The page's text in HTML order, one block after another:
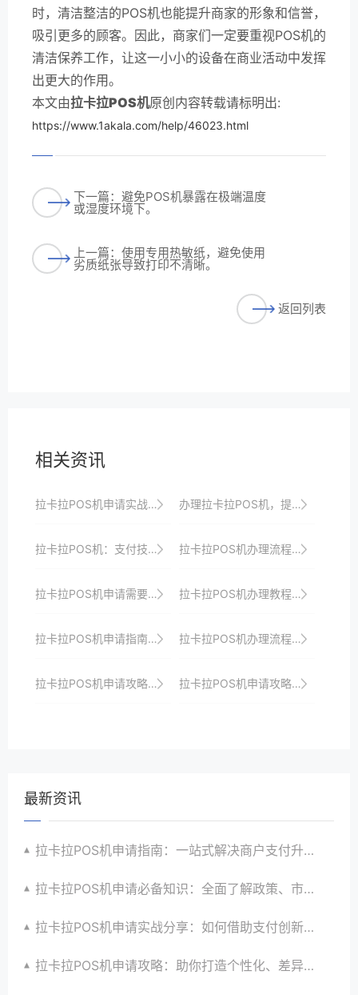
时，清洁整洁的POS机也能提升商家的形象和信誉，
吸引更多的顾客。因此，商家们一定要重视POS机的
清洁保养工作，让这一小小的设备在商业活动中发挥
出更大的作用。
本文由拉卡拉POS机原创内容转载请标明出:
https://www.1akala.com/help/46023.html
下一篇：避免POS机暴露在极端温度
或湿度环境下。
上一篇：使用专用热敏纸，避免使用
劣质纸张导致打印不清晰。
返回列表
相关资讯
拉卡拉POS机申请实战技巧：如何避免常见错误 办理拉卡拉POS机，提升商家收银效率与品牌形象，开启线上线下融合收银新时代
拉卡拉POS机：支付技术的新飞跃 拉卡拉POS机办理流程优化：更快、更便捷
拉卡拉POS机申请需要哪些资质？详细清单 拉卡拉POS机办理教程：轻松几步，开启收银新时代大门
拉卡拉POS机申请指南：如何借助支付技术提升商户竞争力 拉卡拉POS机办理流程指南：轻松入门，快速上手
拉卡拉POS机申请攻略：助你打造差异化支付体验，提升竞争力 拉卡拉POS机申请攻略：助你打造个性化、差异化支付体验以提升竞争力
最新资讯
拉卡拉POS机申请指南：一站式解决商户支付升级、智能化与创新需求
拉卡拉POS机申请必备知识：全面了解政策、市场、技术与创新趋势
拉卡拉POS机申请实战分享：如何借助支付创新技术提升商户运营效益与效率
拉卡拉POS机申请攻略：助你打造个性化、差异化支付体验以提升竞争力